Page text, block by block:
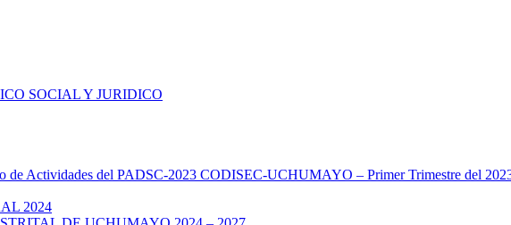
SOCIAL Y JURIDICO
de Actividades del PADSC-2023 CODISEC-UCHUMAYO – Primer Trimestre del
2024